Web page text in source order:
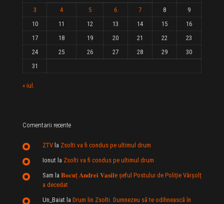
3
4 5 6 7 8
9
10
11 12 13 14 15
16
17
18 19 20 21 22
23
24
25 26 27 28 29
30
31
« iul.
Comentarii recente
ZTV la Zsolti va fi condus pe ultimul drum
Ionut la Zsolti va fi condus pe ultimul drum
Sam la 𝐁𝐨𝐜𝐮ț 𝐀𝐧𝐝𝐫𝐞𝐢 𝐕𝐚𝐬𝐢𝐥e şeful Postului de Poliție Vârșolț
a decedat
Un_Baiat la Drum lin Zsolti. Dumnezeu sã te odihneascã în